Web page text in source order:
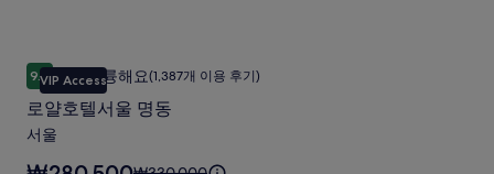
세
요.
서
울
명
금
대
료
포
함
로
얄
호
텔
VIP Access
9.210점 만점 중 9.2점, 매우 훌륭해요, (1,387개 이용 후기)
매우 훌륭해요(1,387개 이용 후기)
로얄호텔서울 명동
서울
요
로얄호텔서울 명동